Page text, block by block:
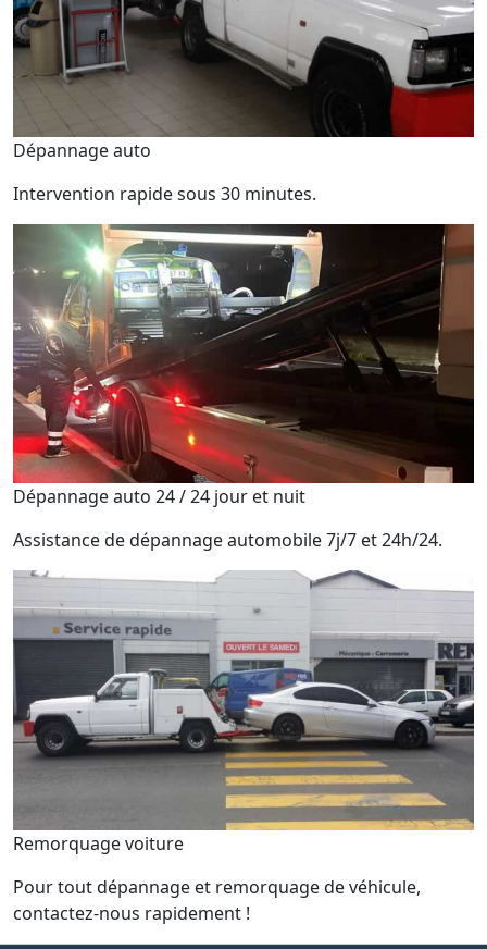
Dépannage auto
Intervention rapide sous 30 minutes.
Dépannage auto 24 / 24 jour et nuit
Assistance de dépannage automobile 7j/7 et 24h/24.
Remorquage voiture
Pour tout dépannage et remorquage de véhicule,
contactez-nous rapidement !